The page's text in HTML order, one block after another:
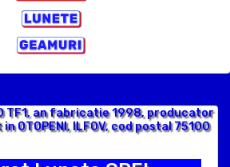
TF1, an fabricatie 1998, producator
in OTOPENI, ILFOV, cod postal 75100